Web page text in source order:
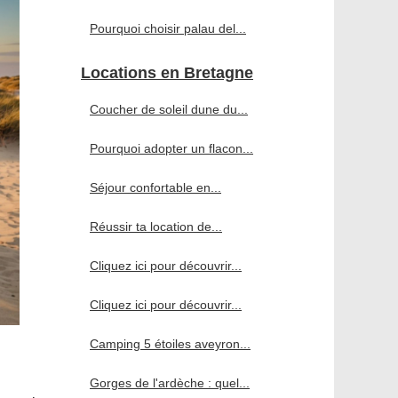
Pourquoi choisir palau del...
Locations en Bretagne
Coucher de soleil dune du...
Pourquoi adopter un flacon...
Séjour confortable en...
Réussir ta location de...
Cliquez ici pour découvrir...
Cliquez ici pour découvrir...
Camping 5 étoiles aveyron...
Gorges de l'ardèche : quel...